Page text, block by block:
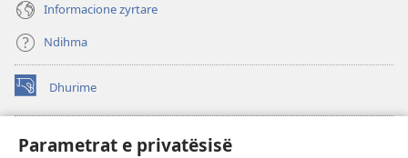
Parametrat e privatësisë
Informacione zyrtare
Ndihma
Dhurime
(hap
dritare
re)
BIBLIOTEKA ONLINE Watchtower
(hap